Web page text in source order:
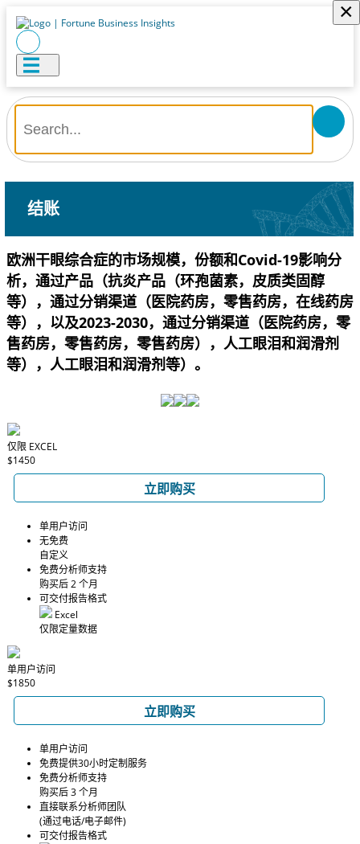
×
结账
欧洲干眼综合症的市场规模，份额和Covid-19影响分
析，通过产品（抗炎产品（环孢菌素，皮质类固醇
等），通过分销渠道（医院药房，零售药房，在线药房
等），以及2023-2030，通过分销渠道（医院药房，零
售药房，零售药房，零售药房），人工眼泪和润滑剂
等），人工眼泪和润滑剂等）。
仅限 EXCEL
$1450
立即购买
单用户访问
无免费
自定义
免费分析师支持
购买后 2 个月
可交付报告格式
Excel
仅限定量数据
单用户访问
$1850
立即购买
单用户访问
免费提供30小时定制服务
免费分析师支持
购买后 3 个月
直接联系分析师团队
(通过电话/电子邮件)
可交付报告格式